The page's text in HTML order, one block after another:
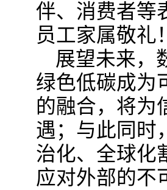
伴、消费者等
员工家属敬礼！
展望未来，
绿色低碳成为
的融合，将为
遇；与此同时
治化、全球化
应对外部的不